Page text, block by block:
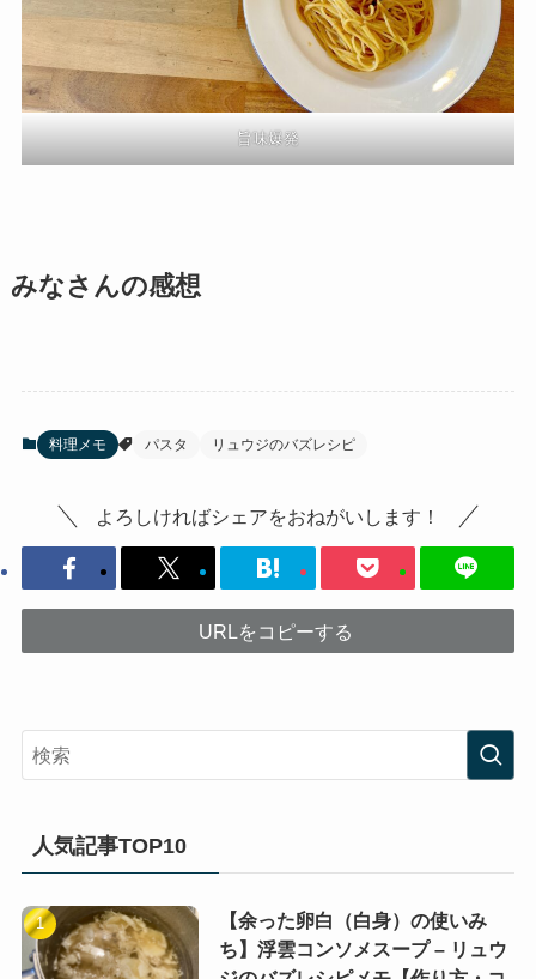
旨味爆発
みなさんの感想
料理メモ パスタ リュウジのバズレシピ
よろしければシェアをおねがいします！
URLをコピーする
人気記事TOP10
【余った卵白（白身）の使いみ
ち】浮雲コンソメスープ – リュウ